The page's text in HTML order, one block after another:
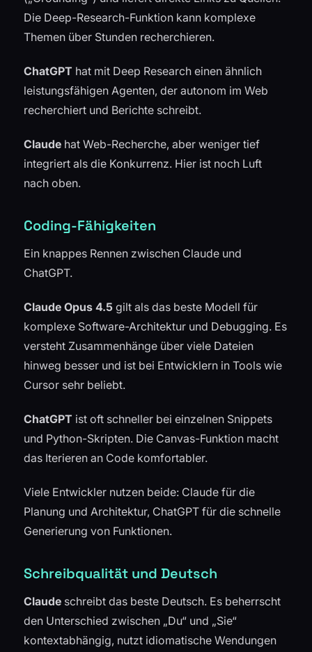
Die Deep-Research-Funktion kann komplexe
Themen über Stunden recherchieren.
ChatGPT hat mit Deep Research einen ähnlich
leistungsfähigen Agenten, der autonom im Web
recherchiert und Berichte schreibt.
Claude hat Web-Recherche, aber weniger tief
integriert als die Konkurrenz. Hier ist noch Luft
nach oben.
Coding-Fähigkeiten
Ein knappes Rennen zwischen Claude und
ChatGPT.
Claude Opus 4.5 gilt als das beste Modell für
komplexe Software-Architektur und Debugging. Es
versteht Zusammenhänge über viele Dateien
hinweg besser und ist bei Entwicklern in Tools wie
Cursor sehr beliebt.
ChatGPT ist oft schneller bei einzelnen Snippets
und Python-Skripten. Die Canvas-Funktion macht
das Iterieren an Code komfortabler.
Viele Entwickler nutzen beide: Claude für die
Planung und Architektur, ChatGPT für die schnelle
Generierung von Funktionen.
Schreibqualität und Deutsch
Claude schreibt das beste Deutsch. Es beherrscht
den Unterschied zwischen „Du“ und „Sie“
kontextabhängig, nutzt idiomatische Wendungen